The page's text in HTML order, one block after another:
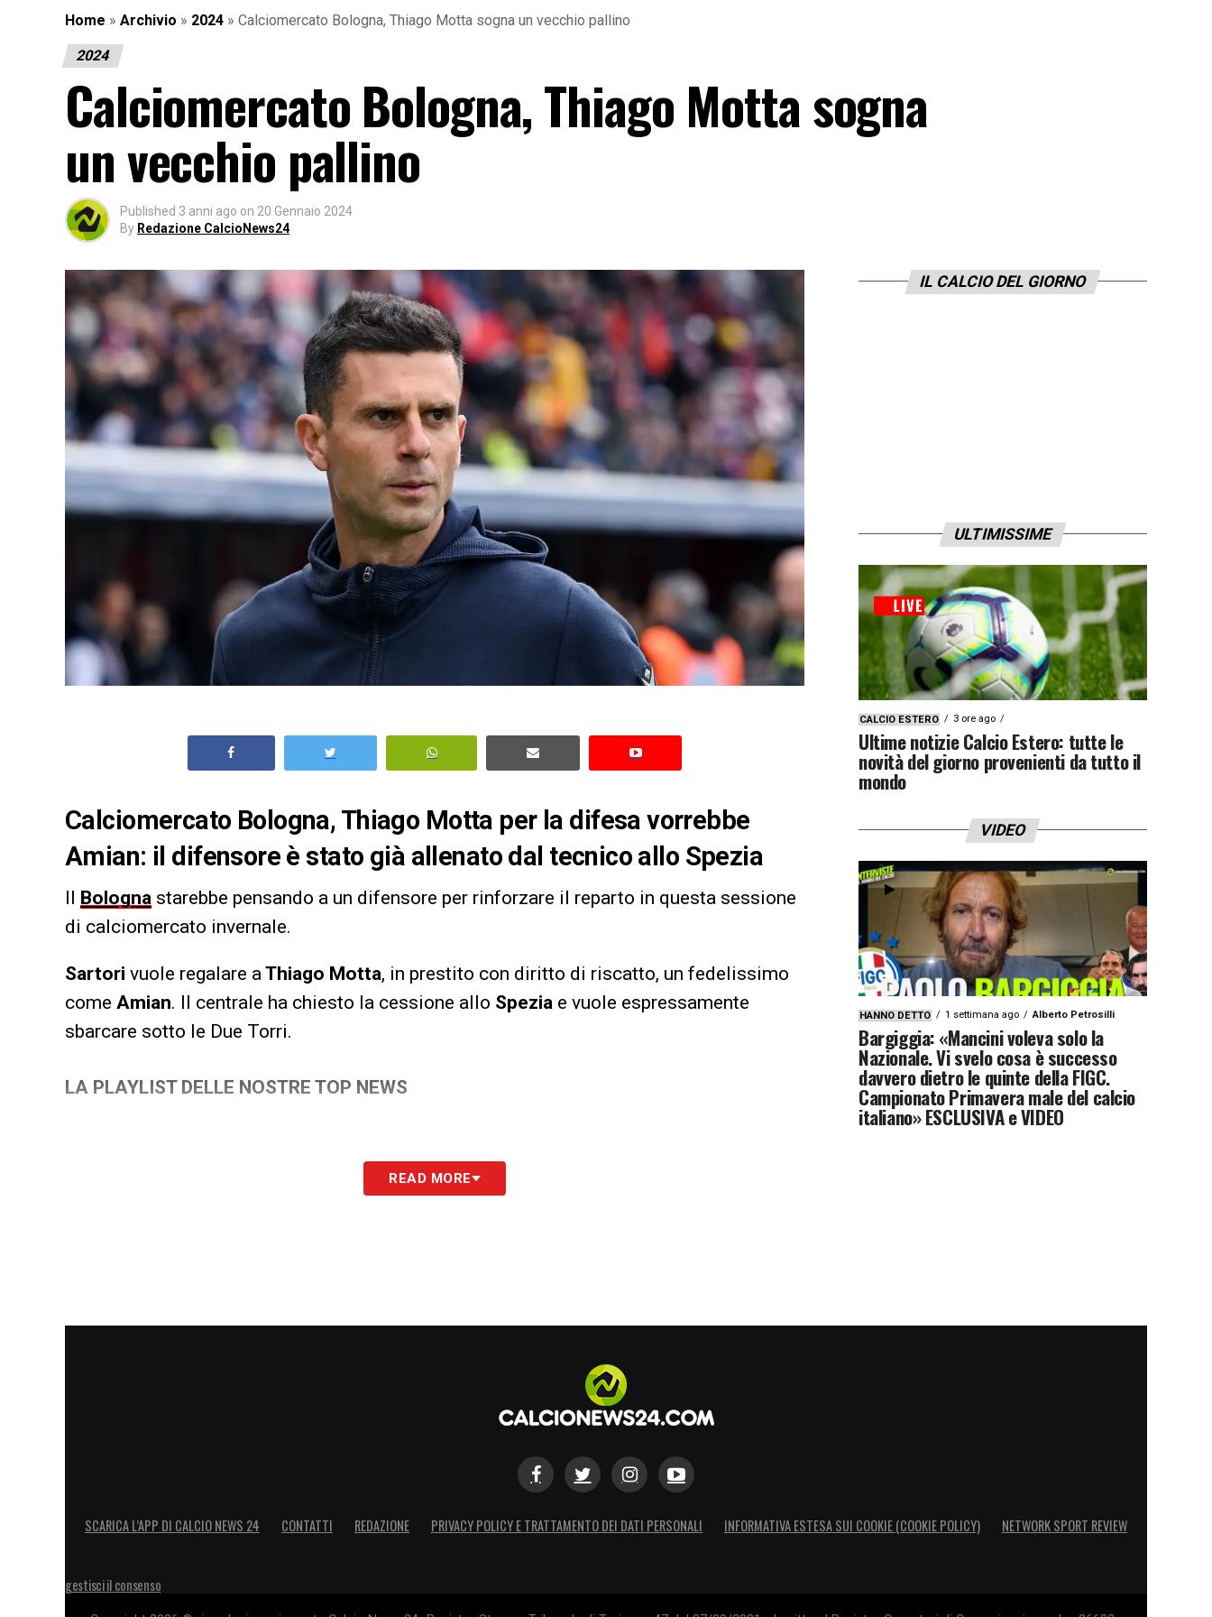
Home » Archivio » 2024 » Calciomercato Bologna, Thiago Motta sogna un vecchio pallino
2024
Calciomercato Bologna, Thiago Motta sogna
un vecchio pallino
Published 3 anni ago on 20 Gennaio 2024
By Redazione CalcioNews24
Calciomercato Bologna, Thiago Motta per la difesa vorrebbe
Amian: il difensore è stato già allenato dal tecnico allo Spezia
Il Bologna starebbe pensando a un difensore per rinforzare il reparto in questa sessione
di calciomercato invernale.
Sartori vuole regalare a Thiago Motta, in prestito con diritto di riscatto, un fedelissimo
come Amian. Il centrale ha chiesto la cessione allo Spezia e vuole espressamente
sbarcare sotto le Due Torri.
LA PLAYLIST DELLE NOSTRE TOP NEWS
READ MORE
IL CALCIO DEL GIORNO
ULTIMISSIME
CALCIO ESTERO 3 ore ago
Ultime notizie Calcio Estero: tutte le
novità del giorno provenienti da tutto il
mondo
VIDEO
HANNO DETTO 1 settimana ago Alberto Petrosilli
Bargiggia: «Mancini voleva solo la
Nazionale. Vi svelo cosa è successo
davvero dietro le quinte della FIGC.
Campionato Primavera male del calcio
italiano» ESCLUSIVA e VIDEO
SCARICA L’APP DI CALCIO NEWS 24 CONTATTI REDAZIONE PRIVACY POLICY E TRATTAMENTO DEI DATI PERSONALI INFORMATIVA ESTESA SUI COOKIE (COOKIE POLICY) NETWORK SPORT REVIEW
gestisci il consenso